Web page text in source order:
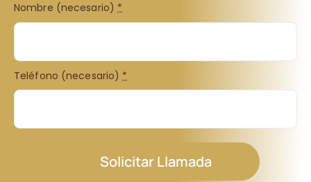
Nombre (necesario)*
Teléfono (necesario) *
Solicitar Llamada